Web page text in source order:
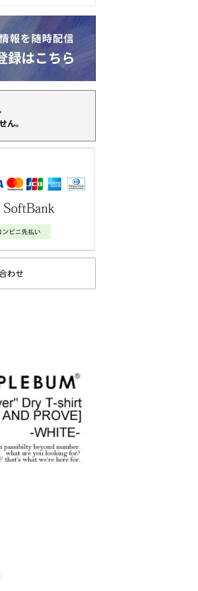
ん。
わせ
glamb – 映画「スター・
ウォーズ／マンダロリア
ン・アンド・グローグー」カ
プセルコレクション